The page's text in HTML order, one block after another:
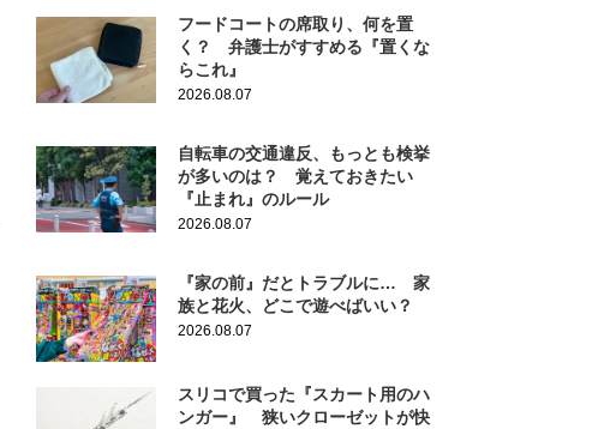
フードコートの席取り、何を置
く？ 弁護士がすすめる『置くな
らこれ』
2026.08.07
自転車の交通違反、もっとも検挙
が多いのは？ 覚えておきたい
『止まれ』のルール
2026.08.07
『家の前』だとトラブルに… 家
族と花火、どこで遊べばいい？
2026.08.07
スリコで買った『スカート用のハ
ンガー』 狭いクローゼットが快